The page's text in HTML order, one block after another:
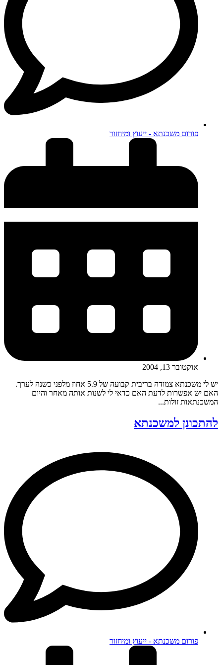
פורום משכנתא - ייעוץ ומיחזור
אוקטובר 13, 2004
יש לי משכנתא צמודה בריבית קבועה של 5.9 אחוז מלפני כשנה לערך.
האם יש אפשרות לדעת האם כדאי לי לשנות אותה מאחר והיום
המשכנתאות זולות...
להתכונן למשכנתא
פורום משכנתא - ייעוץ ומיחזור